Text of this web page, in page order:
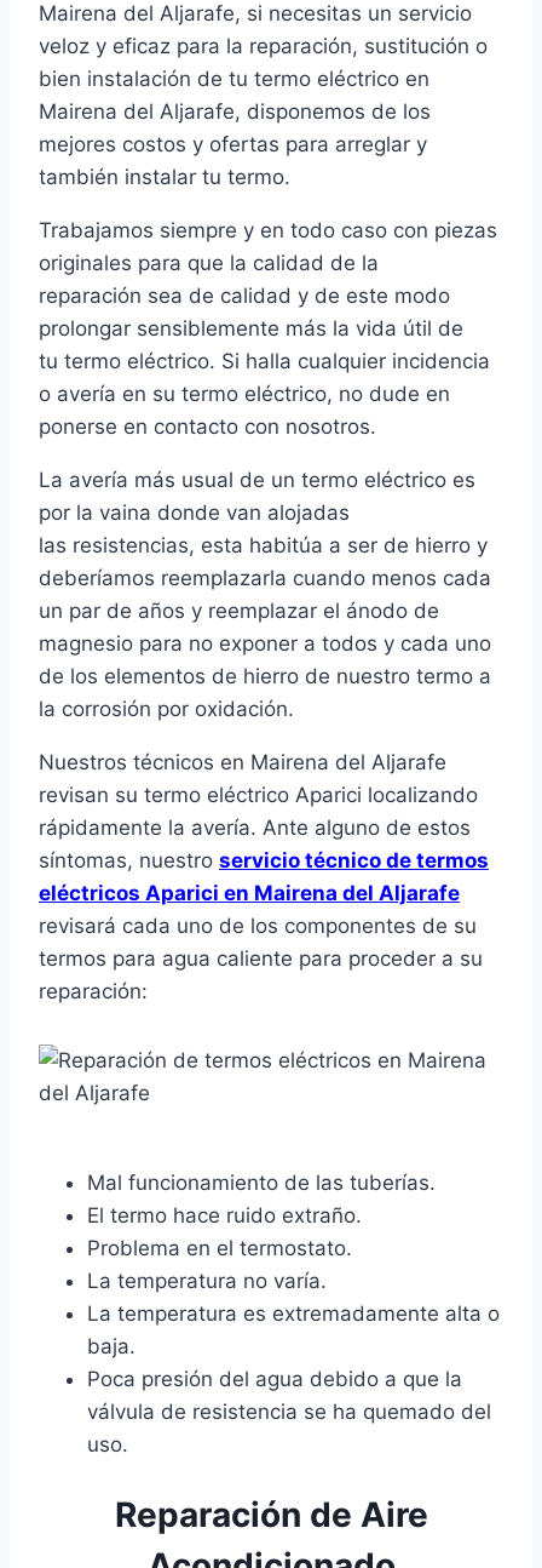
Mairena del Aljarafe, si necesitas un servicio
veloz y eficaz para la reparación, sustitución o
bien instalación de tu termo eléctrico en
Mairena del Aljarafe, disponemos de los
mejores costos y ofertas para arreglar y
también instalar tu termo.
Trabajamos siempre y en todo caso con piezas
originales para que la calidad de la
reparación sea de calidad y de este modo
prolongar sensiblemente más la vida útil de
tu termo eléctrico. Si halla cualquier incidencia
o avería en su termo eléctrico, no dude en
ponerse en contacto con nosotros.
La avería más usual de un termo eléctrico es
por la vaina donde van alojadas
las resistencias, esta habitúa a ser de hierro y
deberíamos reemplazarla cuando menos cada
un par de años y reemplazar el ánodo de
magnesio para no exponer a todos y cada uno
de los elementos de hierro de nuestro termo a
la corrosión por oxidación.
Nuestros técnicos en Mairena del Aljarafe
revisan su termo eléctrico Aparici localizando
rápidamente la avería. Ante alguno de estos
síntomas, nuestro servicio técnico de termos
eléctricos Aparici en Mairena del Aljarafe
revisará cada uno de los componentes de su
termos para agua caliente para proceder a su
reparación:
Mal funcionamiento de las tuberías.
El termo hace ruido extraño.
Problema en el termostato.
La temperatura no varía.
La temperatura es extremadamente alta o
baja.
Poca presión del agua debido a que la
válvula de resistencia se ha quemado del
uso.
Reparación de Aire